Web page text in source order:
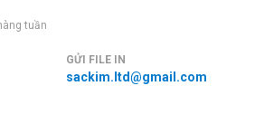
tuần
GỬI FILE IN
sackim.ltd@gmail.com